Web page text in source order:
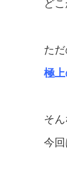
ど
た
極
そ
今